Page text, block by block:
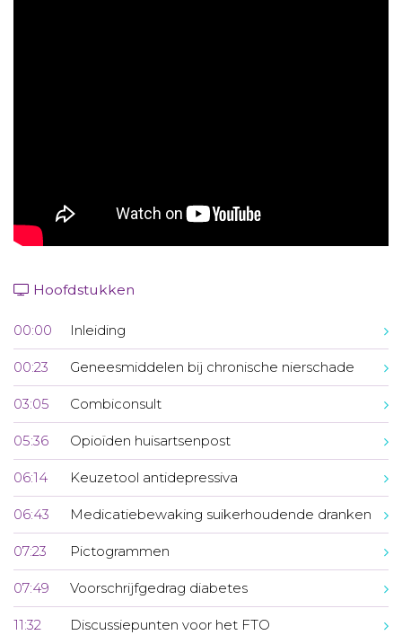
Hoofdstukken
00:00 Inleiding
00:23 Geneesmiddelen bij chronische nierschade
03:05 Combiconsult
05:36 Opioïden huisartsenpost
06:14 Keuzetool antidepressiva
06:43 Medicatiebewaking suikerhoudende dranken
07:23 Pictogrammen
07:49 Voorschrijfgedrag diabetes
11:32 Discussiepunten voor het FTO